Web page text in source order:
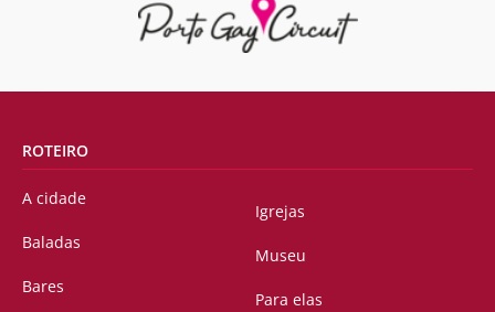
ROTEIRO
A cidade
Baladas
Bares
Igrejas
Museu
Para elas